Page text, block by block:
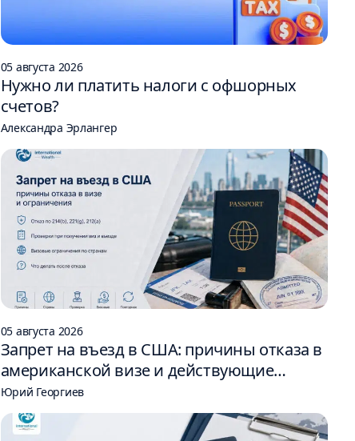
05 августа 2026
Нужно ли платить налоги с офшорных
счетов?
Александра Эрлангер
05 августа 2026
Запрет на въезд в США: причины отказа в
американской визе и действующие
ограничения
Юрий Георгиев